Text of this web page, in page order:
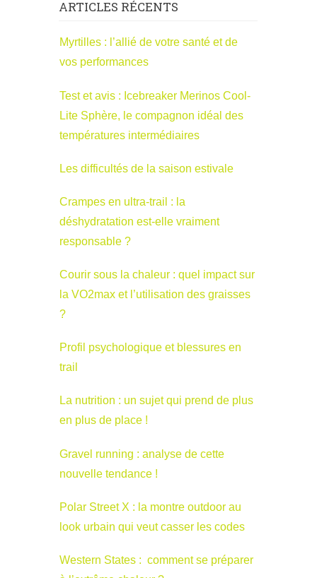
ARTICLES RÉCENTS
Myrtilles : l’allié de votre santé et de
vos performances
Test et avis : Icebreaker Merinos Cool-
Lite Sphère, le compagnon idéal des
températures intermédiaires
Les difficultés de la saison estivale
Crampes en ultra-trail : la
déshydratation est-elle vraiment
responsable ?
Courir sous la chaleur : quel impact sur
la VO2max et l’utilisation des graisses
?
Profil psychologique et blessures en
trail
La nutrition : un sujet qui prend de plus
en plus de place !
Gravel running : analyse de cette
nouvelle tendance !
Polar Street X : la montre outdoor au
look urbain qui veut casser les codes
Western States : comment se préparer